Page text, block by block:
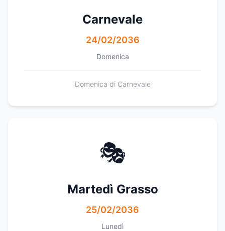
Carnevale
24/02/2036
Domenica
Domenica di Carnevale
🎭
Martedì Grasso
25/02/2036
Lunedì